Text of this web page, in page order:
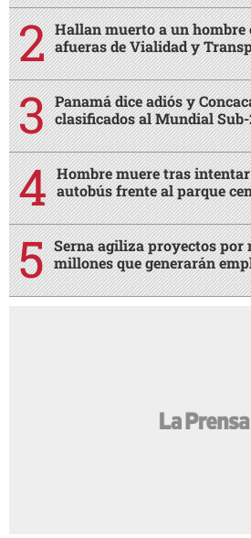
Hallan muerto a un hombre
afueras de Vialidad y
Panamá dice adiós y
clasificados al Mundial
Hombre muere tras
autobús frente al parque
Serna agiliza proyectos por
millones que generarán